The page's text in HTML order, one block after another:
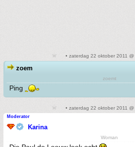
• zaterdag 22 oktober 2011 @
zoem
zoemt
Ping
• zaterdag 22 oktober 2011 @
Moderator
Karina
Woman